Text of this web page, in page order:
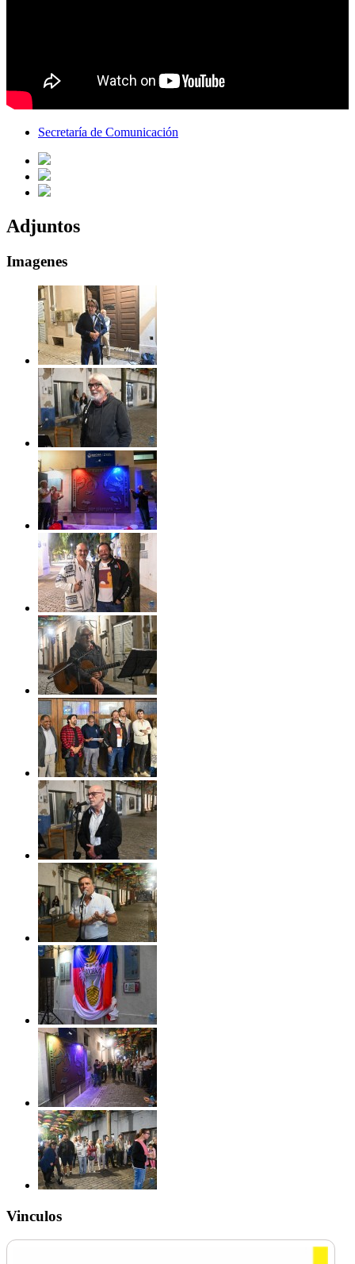
Secretaría de Comunicación
Adjuntos
Imagenes
Vinculos